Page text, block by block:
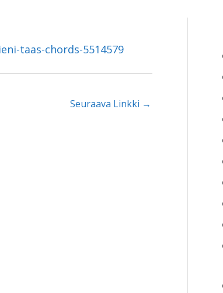
taas-chords-5514579
Seuraava Linkki →